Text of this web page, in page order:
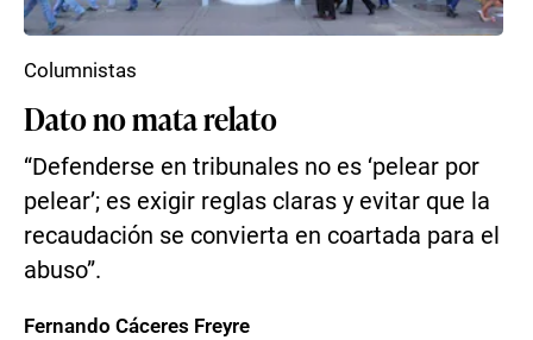
Dato no mata relato
“Defenderse en tribunales no es ‘pelear por
pelear’; es exigir reglas claras y evitar que la
recaudación se convierta en coartada para el
abuso”.
Columnistas
Fernando Cáceres Freyre